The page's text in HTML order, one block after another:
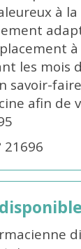
à
les mois
savoir-
afin de
21696